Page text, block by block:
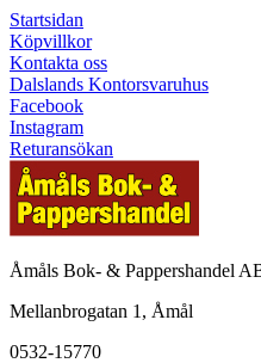
Startsidan
Köpvillkor
Kontakta oss
Dalslands Kontorsvaruhus
Facebook
Instagram
Returansökan
Åmåls Bok- & Pappershandel
Mellanbrogatan 1, Åmål
0532-15770